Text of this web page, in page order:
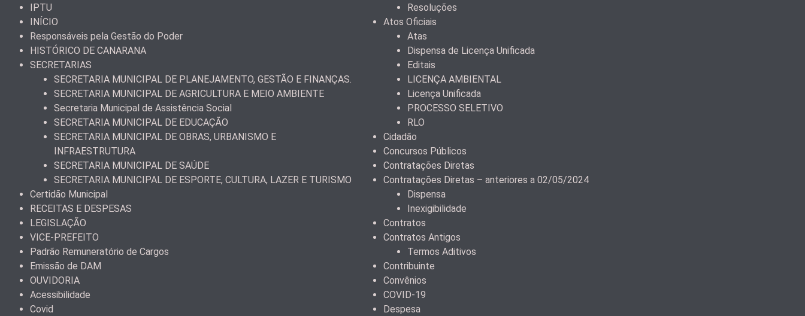
IPTU
INÍCIO
Responsáveis pela Gestão do Poder
HISTÓRICO DE CANARANA
SECRETARIAS
SECRETARIA MUNICIPAL DE PLANEJAMENTO, GESTÃO E FINANÇAS.
SECRETARIA MUNICIPAL DE AGRICULTURA E MEIO AMBIENTE
Secretaria Municipal de Assistência Social
SECRETARIA MUNICIPAL DE EDUCAÇÃO
SECRETARIA MUNICIPAL DE OBRAS, URBANISMO E
INFRAESTRUTURA
SECRETARIA MUNICIPAL DE SAÚDE
SECRETARIA MUNICIPAL DE ESPORTE, CULTURA, LAZER E TURISMO
Certidão Municipal
RECEITAS E DESPESAS
LEGISLAÇÃO
VICE-PREFEITO
Padrão Remuneratório de Cargos
Emissão de DAM
OUVIDORIA
Acessibilidade
Covid
Resoluções
Atos Oficiais
Atas
Dispensa de Licença Unificada
Editais
LICENÇA AMBIENTAL
Licença Unificada
PROCESSO SELETIVO
RLO
Cidadão
Concursos Públicos
Contratações Diretas
Contratações Diretas – anteriores a 02/05/2024
Dispensa
Inexigibilidade
Contratos
Contratos Antigos
Termos Aditivos
Contribuinte
Convênios
COVID-19
Despesa